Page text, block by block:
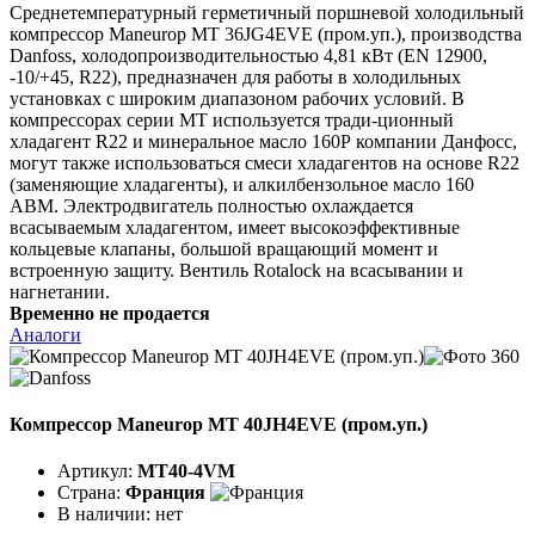
Среднетемпературный герметичный поршневой холодильный
компрессор Maneurop MT 36JG4EVE (пром.уп.), производства
Danfoss, холодопроизводительностью 4,81 кВт (EN 12900,
-10/+45, R22), предназначен для работы в холодильных
установках с широким диапазоном рабочих условий. В
компрессорах серии МТ используется тради-ционный
хладагент R22 и минеральное масло 160Р компании Данфосс,
могут также использоваться смеси хладагентов на основе R22
(заменяющие хладагенты), и алкилбензольное масло 160
АВМ. Электродвигатель полностью охлаждается
всасываемым хладагентом, имеет высокоэффективные
кольцевые клапаны, большой вращающий момент и
встроенную защиту. Вентиль Rotalock на всасывании и
нагнетании.
Временно не продается
Аналоги
Компрессор Maneurop MT 40JH4EVE (пром.уп.)
Артикул: MT40-4VM
Страна: Франция
В наличии: нет